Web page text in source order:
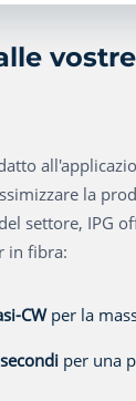
vostre
la
settore, IPG
in fibra:
CWper la
per una